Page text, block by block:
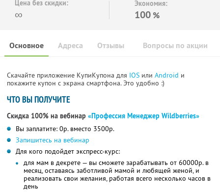
Цена без скидки:
∞
Экономия:
100 %
Основное Отзывы Вопросы по акции
Адреса
Скачайте приложение КупиКупона для IOS или Android и
покажите купон с экрана смартфона. Это удобно :)
ЧТО ВЫ ПОЛУЧИТЕ
Скидка 100% на вебинар «Профессия Менеджер Wildberries»
Вы заплатите: 0р. вместо 3500р.
Запишитесь на вебинар
Для кого подойдет экспресс-курс:
для мам в декрете — вы сможете зарабатывать от 60000р. в
месяц, оставаясь заботливой мамой и любящей женой, и
реализовать свои желания, работая всего несколько часов в
день